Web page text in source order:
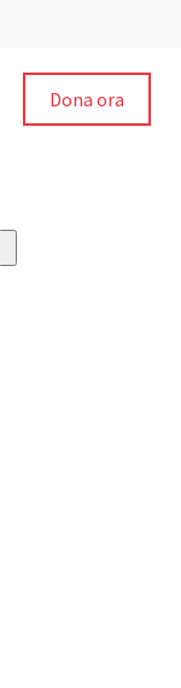
Dona ora